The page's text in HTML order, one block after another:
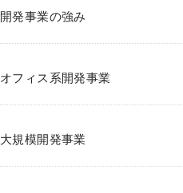
開発事業の強み
オフィス系開発事業
大規模開発事業